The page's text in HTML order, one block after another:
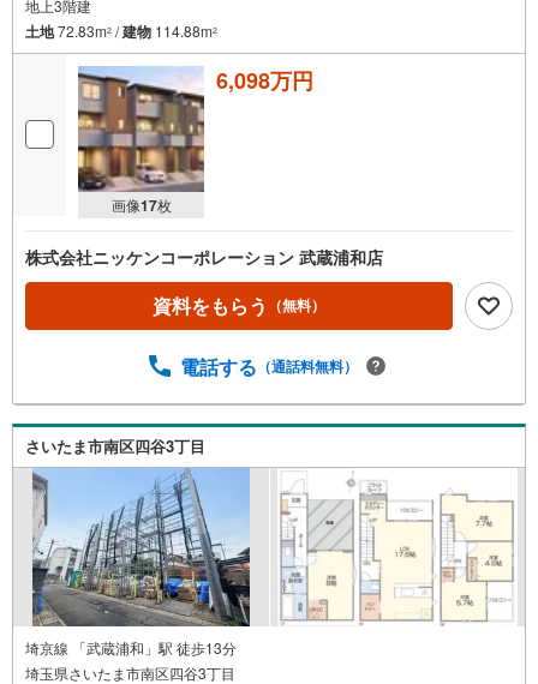
地上3階建
土地72.83m2 /建物 114.88m2
画像17枚
6,098万円
株式会社ニッケンコーポレーション 武蔵浦和店
資料をもらう （無料）
電話する （通話料無料）
さいたま市南区四谷3丁目
埼京線 「武蔵浦和」駅 徒歩13分
埼玉県さいたま市南区四谷3丁目